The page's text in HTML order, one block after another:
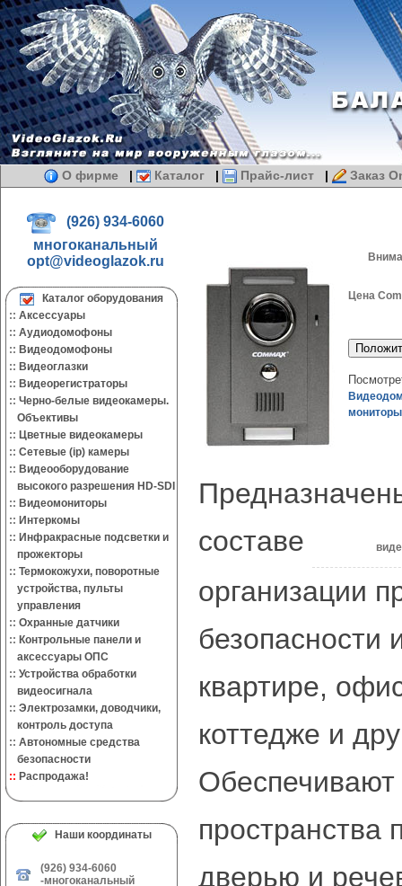
О фирме | Каталог | Прайс-лист | Заказ
(926) 934-6060
многоканальный
opt@videoglazok.ru
Каталог оборудования
:: Аксессуары
:: Аудиодомофоны
:: Видеодомофоны
:: Видеоглазки
:: Видеорегистраторы
:: Черно-белые видеокамеры.
Объективы
:: Цветные видеокамеры
:: Сетевые (ip) камеры
:: Видеооборудование
высокого разрешения HD-SDI
:: Видеомониторы
:: Интеркомы
:: Инфракрасные подсветки и
прожекторы
:: Термокожухи, поворотные
устройства, пульты
управления
:: Охранные датчики
:: Контрольные панели и
аксессуары ОПС
:: Устройства обработки
видеосигнала
:: Электрозамки, доводчики,
контроль доступа
:: Автономные средства
безопасности
:: Распродажа!
Наши координаты
(926) 934-6060
-многоканальный
Цена
составе
организации
безопасности
квартире,
коттедже и
пространства
дверью и